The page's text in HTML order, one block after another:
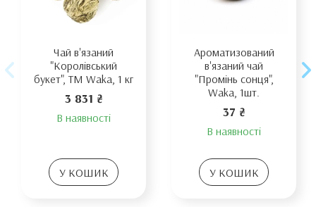
Чай в'язаний
"Королівський
букет", TM Waka, 1 кг
3 831 ₴
В наявності
У КОШИК
Ароматизований
в'язаний чай
"Промінь сонця",
Waka, 1шт.
37 ₴
В наявності
У КОШИК